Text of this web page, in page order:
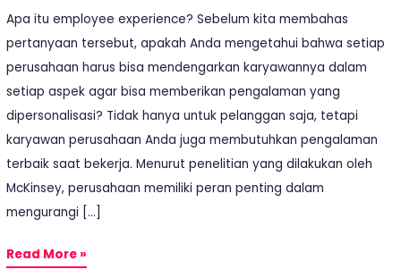
Apa itu employee experience? Sebelum kita membahas
pertanyaan tersebut, apakah Anda mengetahui bahwa setiap
perusahaan harus bisa mendengarkan karyawannya dalam
setiap aspek agar bisa memberikan pengalaman yang
dipersonalisasi? Tidak hanya untuk pelanggan saja, tetapi
karyawan perusahaan Anda juga membutuhkan pengalaman
terbaik saat bekerja. Menurut penelitian yang dilakukan oleh
McKinsey, perusahaan memiliki peran penting dalam
mengurangi […]
Read More »